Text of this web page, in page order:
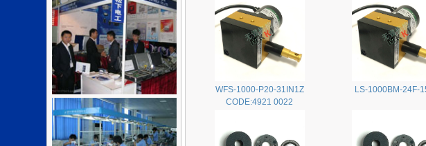
WFS-1000-P20-31IN1Z
CODE:4921 0022
LS-1000BM-24F-